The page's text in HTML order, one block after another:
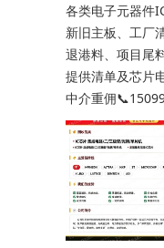
DAC8562SDGSR
ESP32-
AM3352BZCZD80
LM2903DR
REF3030AIDBZR
SN65HVD230QDR
ISO1541DR
LM5007MMX/
各类电子元器件
新旧主板、工厂
退港料、项目尾
提供清单及芯片
中介重佣